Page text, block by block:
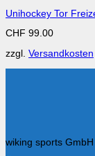
Unihockey Tor
CHF 99.00
zzgl. Versandkosten
wiking sports